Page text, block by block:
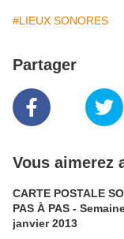
#LIEUX SONORES
Partager
Vous aimerez
CARTE POSTALE
PAS À PAS -
janvier 2013